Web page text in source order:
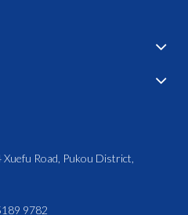
Road, Pukou District,
9782